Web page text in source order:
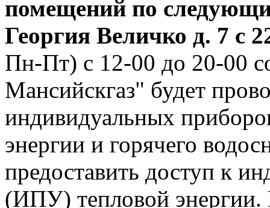
помещений по
Георгия Величко д. 7 с
Пн-Пт) с 12-00 до 20-00
Мансийскгаз" будет
индивидуальных
энергии и горячего
предоставить доступ к
(ИПУ) тепловой энергии.